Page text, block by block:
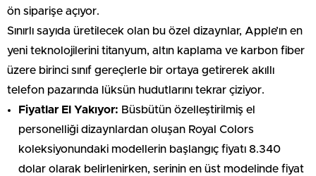
ön siparişe açıyor.
Sınırlı sayıda üretilecek olan bu özel dizaynlar, Apple’ın en
yeni teknolojilerini titanyum, altın kaplama ve karbon fiber
üzere birinci sınıf gereçlerle bir ortaya getirerek akıllı
telefon pazarında lüksün hudutlarını tekrar çiziyor.
Fiyatlar El Yakıyor: Büsbütün özelleştirilmiş el
personelliği dizaynlardan oluşan Royal Colors
koleksiyonundaki modellerin başlangıç fiyatı 8.340
dolar olarak belirlenirken, serinin en üst modelinde fiyat